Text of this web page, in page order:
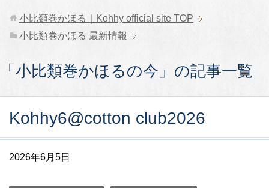
小比類巻かほる｜Kohhy official site TOP
小比類巻かほる 最新情報
「小比類巻かほるの今」の記事一覧
Kohhy6@cotton club2026
2026年6月5日